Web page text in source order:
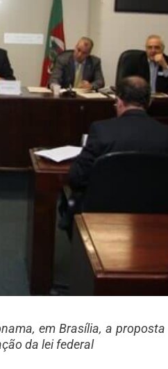
em Brasília, a
da lei federal